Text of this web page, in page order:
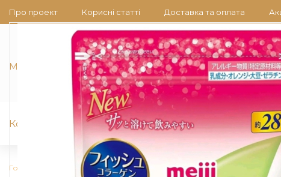
Про проект Корисні статті Доставка та оплата
Ми на зв'язку
Колаген японський Японська косметика
Головна Колаген японський Колаген морський японський Meiji